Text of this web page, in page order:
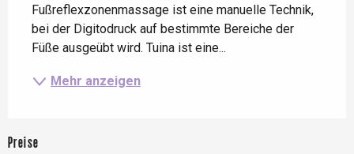
Fußreflexzonenmassage ist eine manuelle Technik,
bei der Digitodruck auf bestimmte Bereiche der
Füße ausgeübt wird. Tuina ist eine...
Mehr anzeigen
Preise